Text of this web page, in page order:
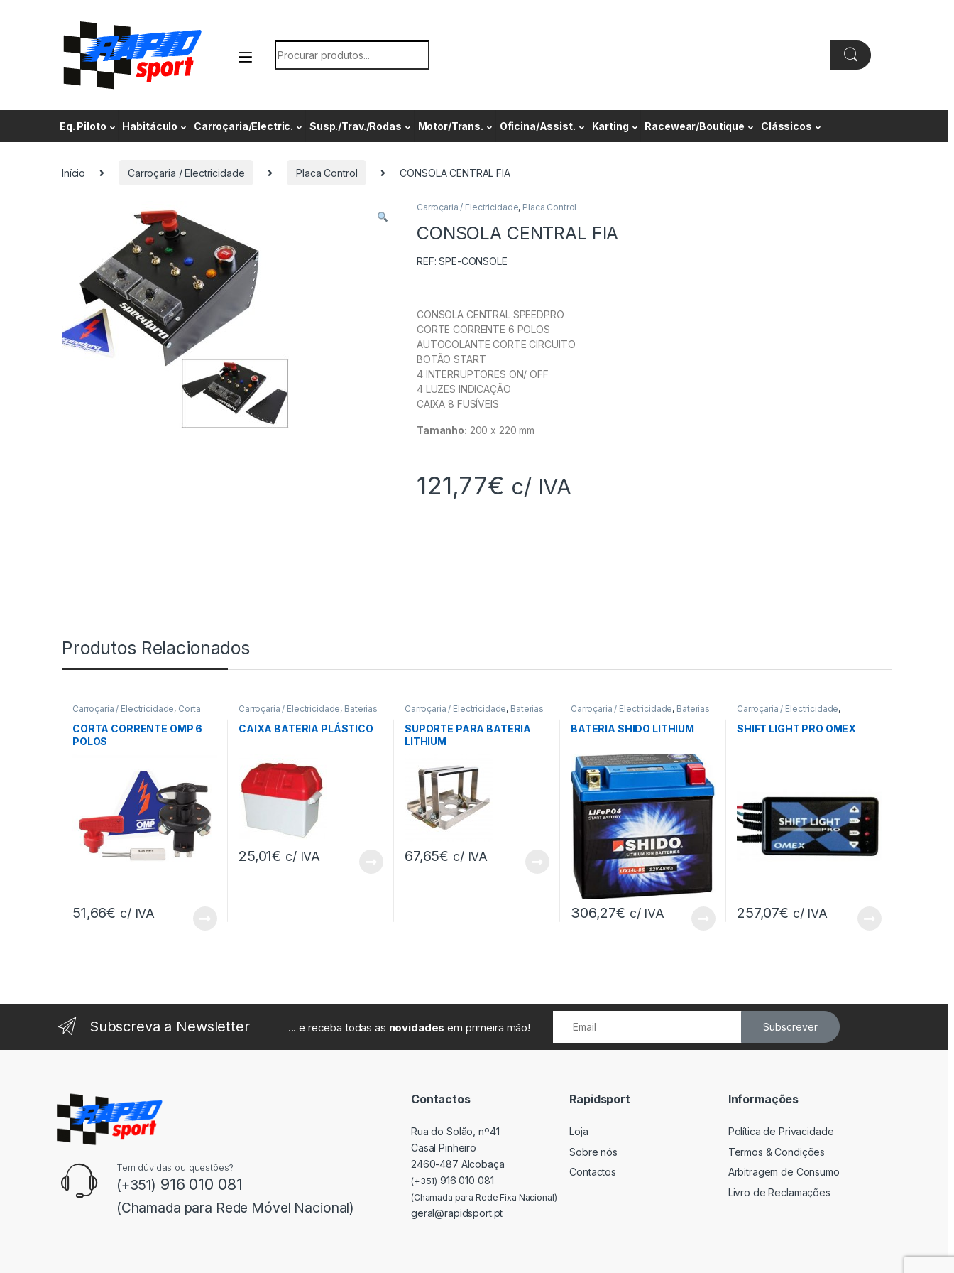
Search for:
Eq. Piloto Habitáculo Carroçaria/Electric. Susp./Trav./Rodas Motor/Trans. Oficina/Assist. Karting Racewear/Boutique Clássicos
Início Carroçaria / Electricidade Placa Control CONSOLA CENTRAL FIA
Carroçaria / Electricidade, Placa Control
CONSOLA CENTRAL FIA
REF: SPE-CONSOLE
CONSOLA CENTRAL SPEEDPRO
CORTE CORRENTE 6 POLOS
AUTOCOLANTE CORTE CIRCUITO
BOTÃO START
4 INTERRUPTORES ON/ OFF
4 LUZES INDICAÇÃO
CAIXA 8 FUSÍVEIS
Tamanho: 200 x 220 mm
121,77€ c/ IVA
Produtos Relacionados
Carroçaria / Electricidade, Corta
Corrente
CORTA CORRENTE OMP 6
POLOS
51,66€ c/ IVA
Carroçaria / Electricidade, Baterias
CAIXA BATERIA PLÁSTICO
25,01€ c/ IVA
Carroçaria / Electricidade, Baterias
SUPORTE PARA BATERIA
LITHIUM
67,65€ c/ IVA
Carroçaria / Electricidade, Baterias
BATERIA SHIDO LITHIUM
306,27€ c/ IVA
Carroçaria / Electricidade,
Indicadores
SHIFT LIGHT PRO OMEX
257,07€ c/ IVA
Subscreva a Newsletter ... e receba todas as novidades em primeira mão! Subscrever
Tem dúvidas ou questões?
(+351) 916 010 081
(Chamada para Rede Móvel Nacional)
Contactos
Rua do Solão, nº41
Casal Pinheiro
2460-487 Alcobaça
(+351) 916 010 081
(Chamada para Rede Fixa Nacional)
geral@rapidsport.pt
Rapidsport
Loja
Sobre nós
Contactos
Informações
Política de Privacidade
Termos & Condições
Arbitragem de Consumo
Livro de Reclamações